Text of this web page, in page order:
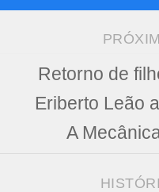
Retorno de
Eriberto Leão
A